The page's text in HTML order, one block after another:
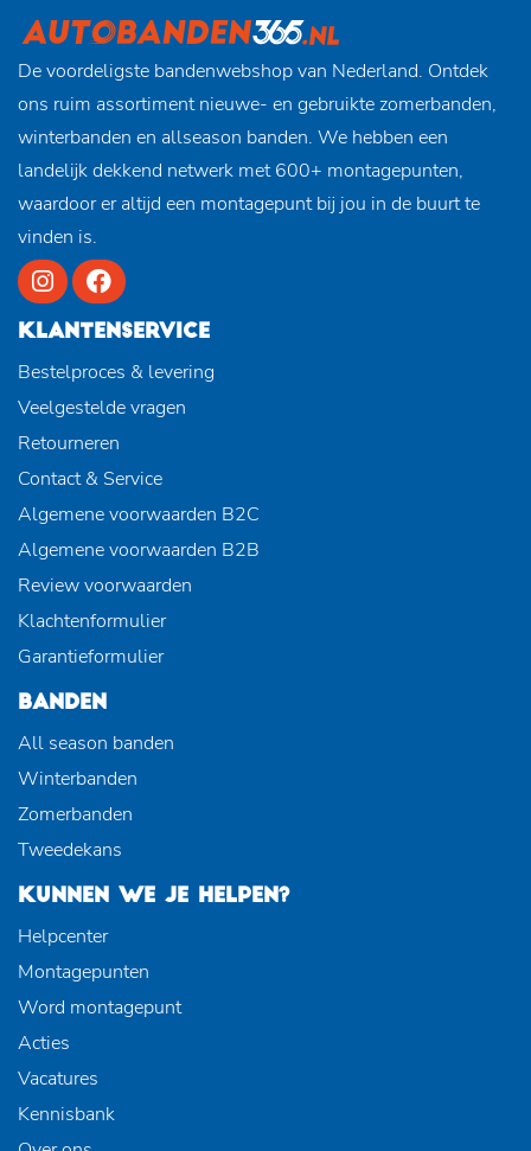
De voordeligste bandenwebshop van Nederland. Ontdek
ons ruim assortiment nieuwe- en gebruikte zomerbanden,
winterbanden en allseason banden. We hebben een
landelijk dekkend netwerk met 600+ montagepunten,
waardoor er altijd een montagepunt bij jou in de buurt te
vinden is.
KLANTENSERVICE
Bestelproces & levering
Veelgestelde vragen
Retourneren
Contact & Service
Algemene voorwaarden B2C
Algemene voorwaarden B2B
Review voorwaarden
Klachtenformulier
Garantieformulier
BANDEN
All season banden
Winterbanden
Zomerbanden
Tweedekans
KUNNEN WE JE HELPEN?
Helpcenter
Montagepunten
Word montagepunt
Acties
Vacatures
Kennisbank